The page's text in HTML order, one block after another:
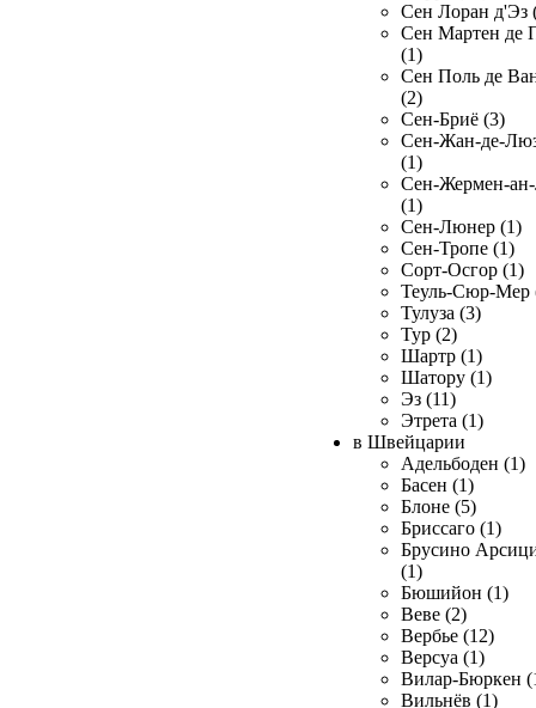
Сен Лоран д'Эз
Сен Мартен де
(1)
Сен Поль де
(2)
Сен-Бриё (3)
Сен-Жан-де-
(1)
Сен-Жермен-
(1)
Сен-Люнер (1)
Сен-Тропе (1)
Сорт-Осгор (1)
Теуль-Сюр-Мер
Тулуза (3)
Тур (2)
Шартр (1)
Шатору (1)
Эз (11)
Этрета (1)
в Швейцарии
Адельбоден (1)
Басен (1)
Блоне (5)
Бриссаго (1)
Брусино
(1)
Бюшийон (1)
Веве (2)
Вербье (12)
Версуа (1)
Вилар-Бюркен
Вильнёв (1)